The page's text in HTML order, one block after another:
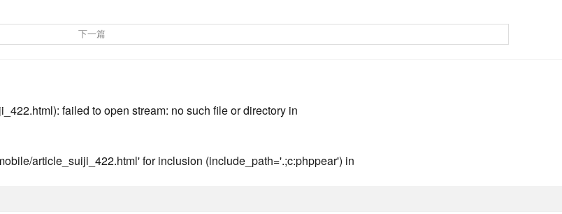
下一篇
failed to open stream: no such file or directory in
article_suiji_422.html' for inclusion (include_path='.;c:phppear') in